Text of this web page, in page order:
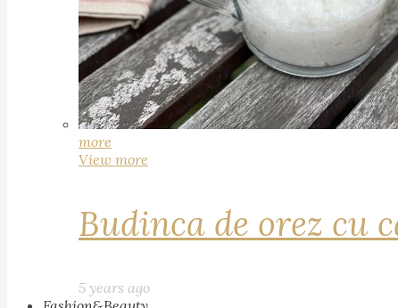
more
View more
Budinca de orez cu
5 years ago